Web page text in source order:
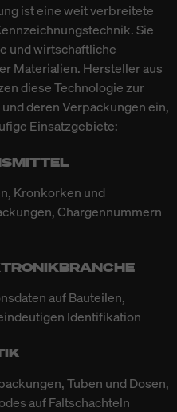
ist eine weit verbreitete
Sie
und wirtschaftliche
Materialien. Hersteller aus
diese Technologie zur
deren Verpackungen ein,
Einsatzgebiete:
Kronkorken und
Chargennummern
auf Bauteilen,
Identifikation
Tuben und Dosen,
auf Faltschachteln